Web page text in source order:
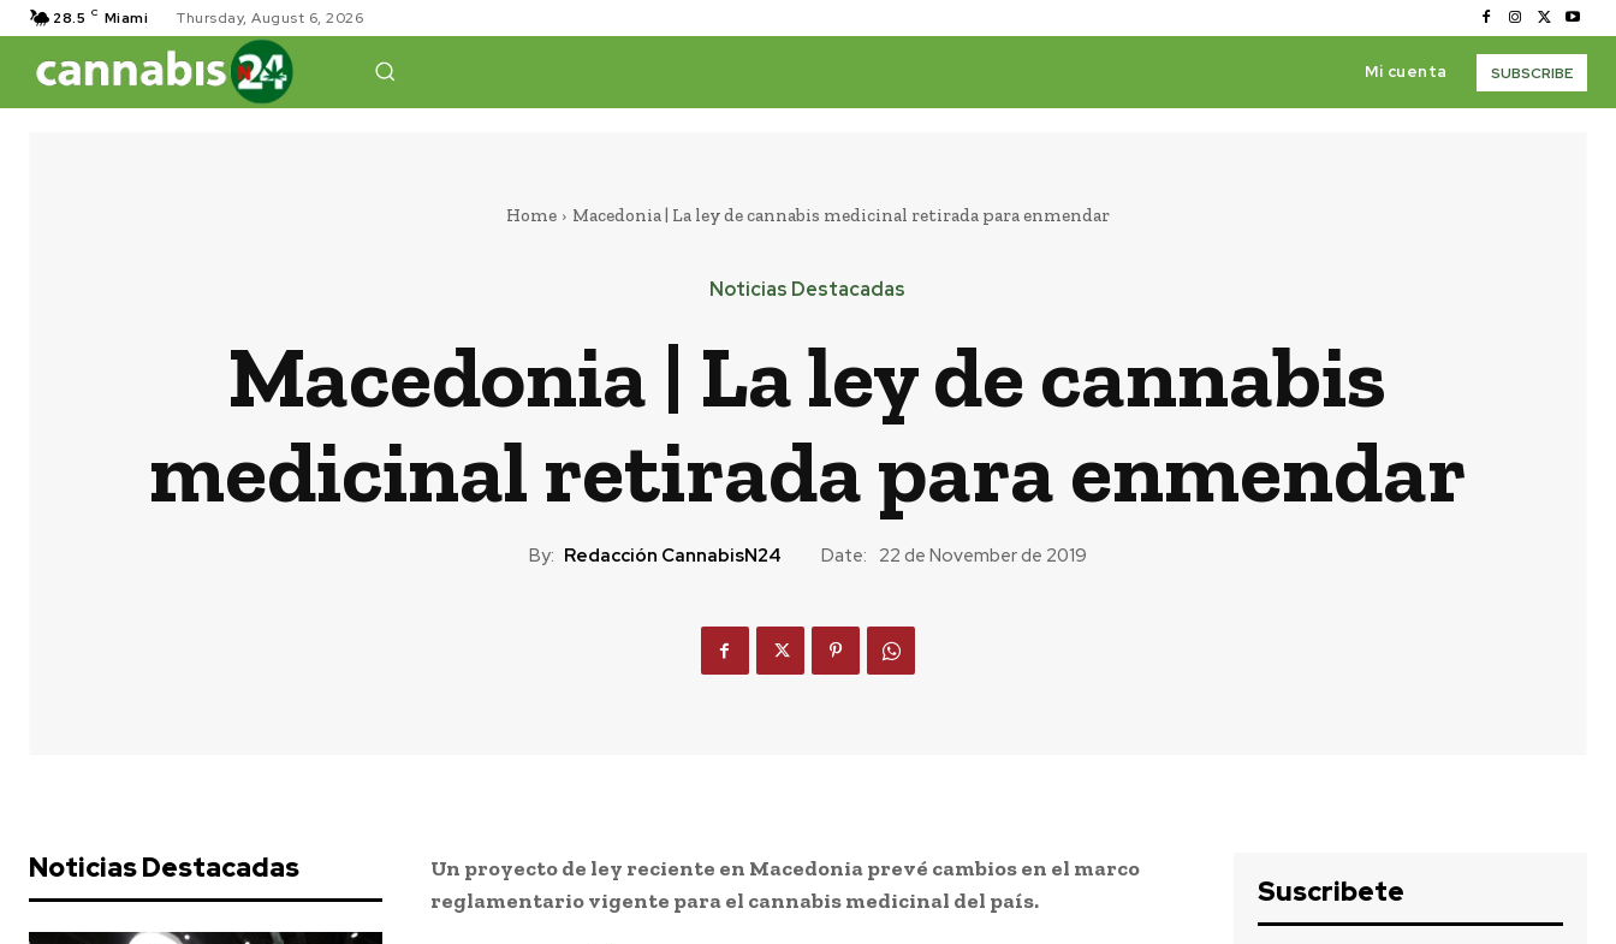
28.5 C Miami Thursday, August 6, 2026
Mi cuenta SUBSCRIBE
Home Macedonia | La ley de cannabis medicinal retirada para enmendar
Noticias Destacadas
Macedonia | La ley de cannabis
medicinal retirada para enmendar
By: Redacción CannabisN24 Date: 22 de November de 2019
Noticias Destacadas
Un proyecto de ley reciente en Macedonia prevé cambios en el marco
reglamentario vigente para el cannabis medicinal del país.
Suscribete